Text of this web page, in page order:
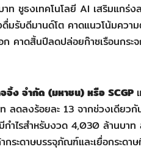
ท ชูธงเทคโนโลยี AI เสริมแกร่
มรับดีมานด์โต คาดแนวโน้มควา
คาดสิ้นปีลดปล่อยก๊าซเรือนกระจ
จิ้ง จำกัด (มหาชน) หรือ SCGP
ลดลงร้อยละ 13 จากช่วงเดียว
ำไรสำหรับงวด 4,030 ล้านบา
ระดาษบรรจุภัณฑ์และเยื่อกระดา